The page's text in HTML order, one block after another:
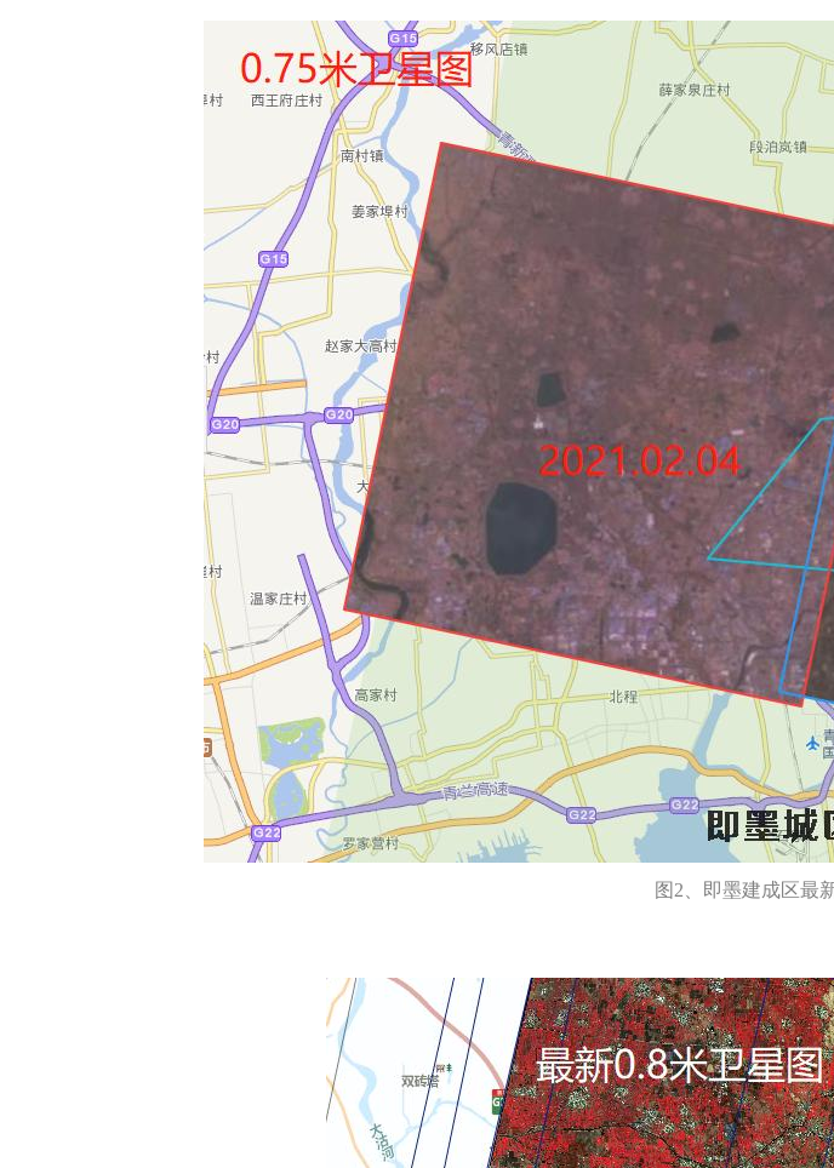
图2、即墨建成区最